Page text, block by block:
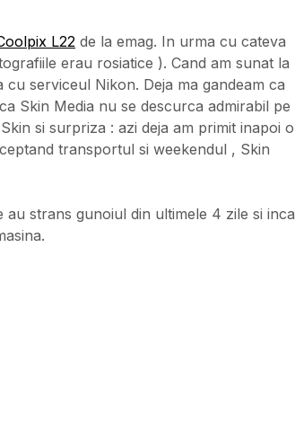
L22 de la emag. In urma cu cateva
erau rosiatice ). Cand am sunat la
serviceul Nikon. Deja ma gandeam ca
Skin Media nu se descurca admirabil pe
si surpriza : azi deja am primit inapoi o
transportul si weekendul , Skin
strans gunoiul din ultimele 4 zile si inca